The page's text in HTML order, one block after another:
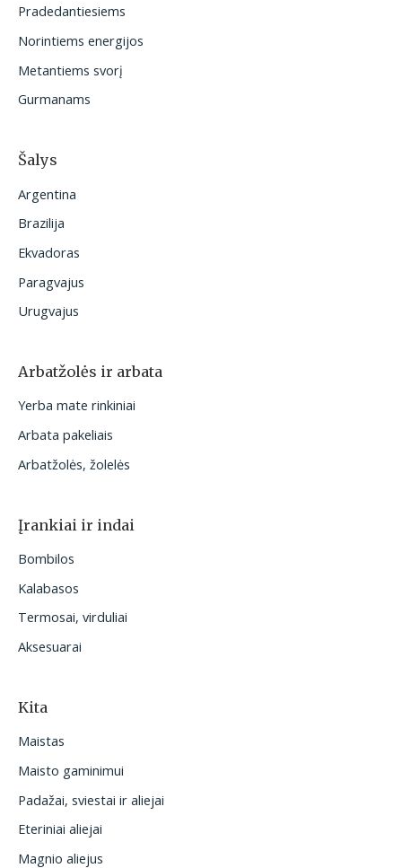
:
Pradedantiesiems
Norintiems energijos
Metantiems svorį
Gurmanams
Šalys
Argentina
Brazilija
Ekvadoras
Paragvajus
Urugvajus
Arbatžolės ir arbata
Yerba mate rinkiniai
Arbata pakeliais
Arbatžolės, žolelės
Įrankiai ir indai
Bombilos
Kalabasos
Termosai, virduliai
Aksesuarai
Kita
Maistas
Maisto gaminimui
Padažai, sviestai ir aliejai
Eteriniai aliejai
Magnio aliejus